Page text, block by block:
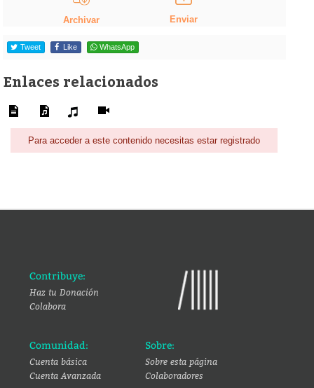
Archivar Enviar
Tweet Like WhatsApp
Enlaces relacionados
Para acceder a este contenido necesitas estar registrado
Contribuye:
Haz tu Donación
Colabora
Comunidad:
Cuenta básica
Cuenta Avanzada
Sobre:
Sobre esta página
Colaboradores